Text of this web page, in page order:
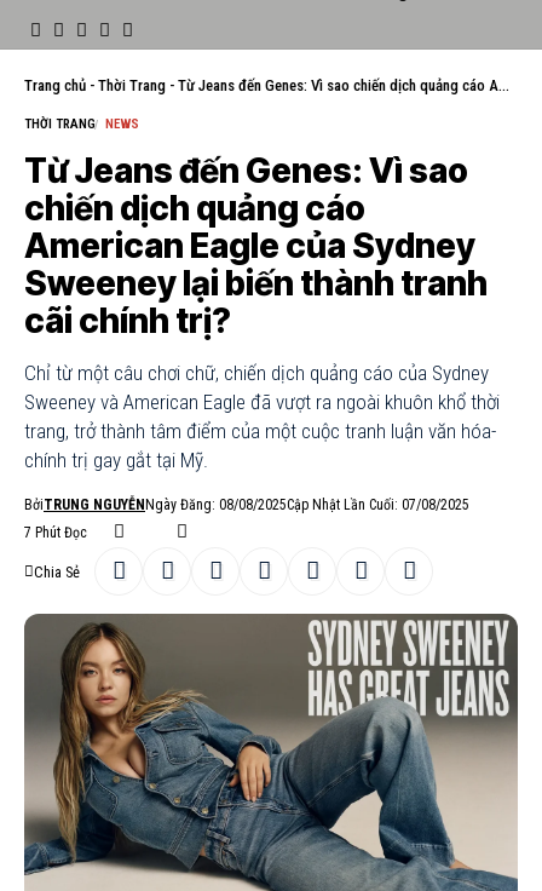
Trang chủ - Thời Trang - Từ Jeans đến Genes: Vì sao chiến dịch quảng cáo American Eagle của Sydney Sweeney lại biến thành tranh cãi chính trị?
THỜI TRANG NEWS
Từ Jeans đến Genes: Vì sao
chiến dịch quảng cáo
American Eagle của Sydney
Sweeney lại biến thành tranh
cãi chính trị?
Chỉ từ một câu chơi chữ, chiến dịch quảng cáo của Sydney
Sweeney và American Eagle đã vượt ra ngoài khuôn khổ thời
trang, trở thành tâm điểm của một cuộc tranh luận văn hóa-
chính trị gay gắt tại Mỹ.
BởiTRUNG NGUYỄN Ngày Đăng: 08/08/2025Cập Nhật Lần Cuối: 07/08/2025
7 Phút Đọc
Chia Sẻ